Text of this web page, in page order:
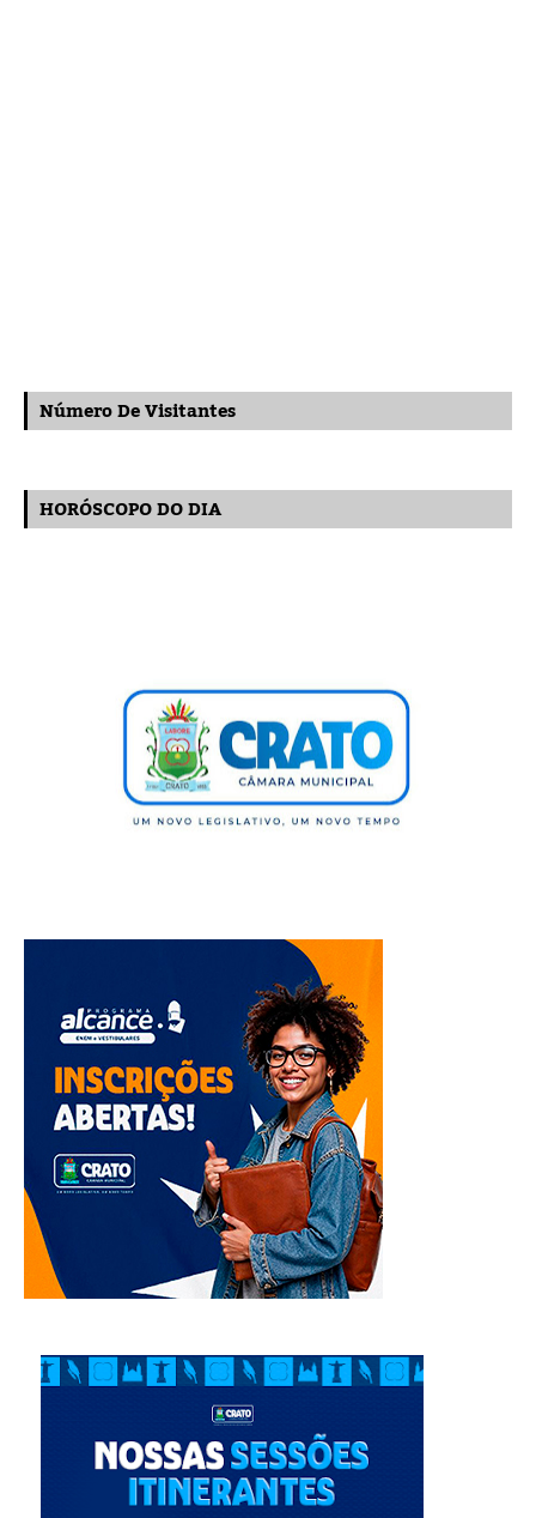
Número De Visitantes
HORÓSCOPO DO DIA